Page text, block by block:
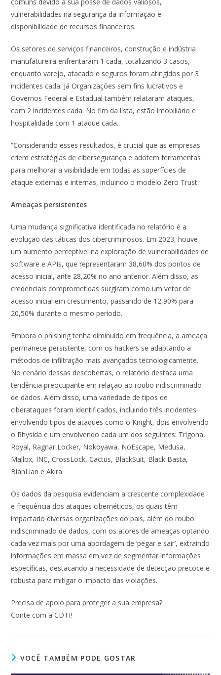
vulnerabilidades na segurança da informação e
disponibilidade de recursos financeiros.
Os setores de serviços financeiros, construção e indústria
manufatureira enfrentaram 1 cada, totalizando 3 casos,
enquanto varejo, atacado e seguros foram atingidos por 3
incidentes cada. Já Organizações sem fins lucrativos e
Governos Federal e Estadual também relataram ataques,
com 2 incidentes cada. No fim da lista, estão imobiliário e
hospitalidade com 1 ataque cada.
“Considerando esses resultados, é crucial que as empresas
criem estratégias de cibersegurança e adotem ferramentas
para melhorar a visibilidade em todas as superfícies de
ataque externas e internas, incluindo o modelo Zero Trust.
Ameaças persistentes
Uma mudança significativa identificada no relatório é a
evolução das táticas dos cibercriminosos. Em 2023, houve
um aumento perceptível na exploração de vulnerabilidades de
software e APIs, que representaram 38,60% dos pontos de
acesso inicial, ante 28,20% no ano anterior. Além disso, as
credenciais comprometidas surgiram como um vetor de
acesso inicial em crescimento, passando de 12,90% para
20,50% durante o mesmo período.
Embora o phishing tenha diminuído em frequência, a ameaça
permanece persistente, com os hackers se adaptando a
métodos de infiltração mais avançados tecnologicamente.
No cenário dessas descobertas, o relatório destaca uma
tendência preocupante em relação ao roubo indiscriminado
de dados. Além disso, uma variedade de tipos de
ciberataques foram identificados, incluindo três incidentes
envolvendo tipos de ataques como o Knight, dois envolvendo
o Rhysida e um envolvendo cada um dos seguintes: Trigona,
Royal, Ragnar Locker, Nokoyawa, NoEscape, Medusa,
Mallox, INC, CrossLock, Cactus, BlackSuit, Black Basta,
BianLian e Akira.
Os dados da pesquisa evidenciam a crescente complexidade
e frequência dos ataques cibernéticos, os quais têm
impactado diversas organizações do país, além do roubo
indiscriminado de dados, com os atores de ameaças optando
cada vez mais por uma abordagem de ‘pegar e sair’, extraindo
informações em massa em vez de segmentar informações
específicas, destacando a necessidade de detecção precoce e
robusta para mitigar o impacto das violações.
Precisa de apoio para proteger a sua empresa?
Conte com a CDTI!
VOCÊ TAMBÉM PODE GOSTAR